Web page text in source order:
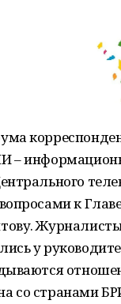
–
к
у
со странами